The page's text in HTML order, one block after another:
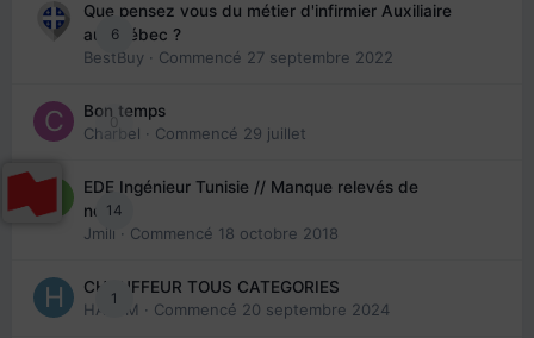
6
Que pensez vous du métier d'infirmier Auxiliaire
au Québec ?
BestBuy · Commencé 27 septembre 2022
0
Bon temps
Charbel · Commencé 29 juillet
14
EDE Ingénieur Tunisie // Manque relevés de
note
Jmili · Commencé 18 octobre 2018
1
CHAUFFEUR TOUS CATEGORIES
HAZEM · Commencé 20 septembre 2024